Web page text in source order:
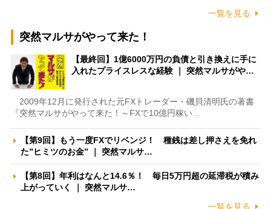
一覧を見る
突然マルサがやって来た！
【最終回】1億6000万円の負債と引き換えに手に
入れたプライスレスな経験 ｜ 突然マルサがや…
2009年12月に発行された元FXトレーダー・磯貝清明氏の著書
『突然マルサがやって来た！～FXで10億円稼い…
【第9回】もう一度FXでリベンジ！ 種銭は差し押さえを免れ
た”ヒミツのお金” ｜ 突然マルサ…
【第8回】年利はなんと14.6％！ 毎日5万円超の延滞税が積み
上がっていく ｜ 突然マルサ…
一覧を見る